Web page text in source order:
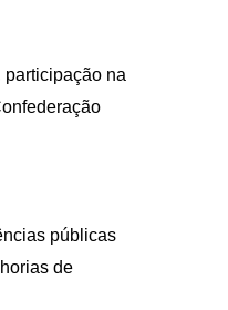
na
públicas
de